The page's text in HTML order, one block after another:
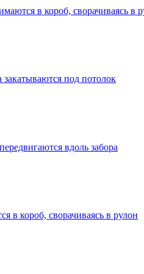
в короб, сворачиваясь в
под потолок
вдоль забора
в короб, сворачиваясь в рулон